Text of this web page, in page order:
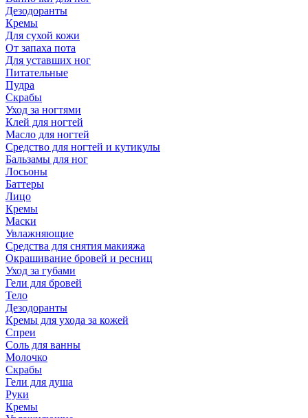
Дезодоранты
Кремы
Для сухой кожи
От запаха пота
Для уставших ног
Питательные
Пудра
Скрабы
Уход за ногтями
Клей для ногтей
Масло для ногтей
Средство для ногтей и кутикулы
Бальзамы для ног
Лосьоны
Баттеры
Лицо
Кремы
Маски
Увлажняющие
Средства для снятия макияжа
Окрашивание бровей и ресниц
Уход за губами
Гели для бровей
Тело
Дезодоранты
Кремы для ухода за кожей
Спреи
Соль для ванны
Молочко
Скрабы
Гели для душа
Руки
Кремы